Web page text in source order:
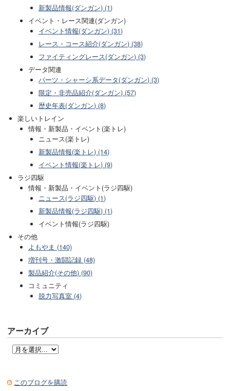
新製品情報(ダンガン) (1)
イベント・レース関連(ダンガン)
イベント情報(ダンガン) (31)
レース・コース紹介(ダンガン) (38)
ファイティングレース(ダンガン) (3)
データ関連
パーツ・シャーシ系データ(ダンガン) (3)
限定・非売品紹介(ダンガン) (57)
歴史年表(ダンガン) (8)
楽しいトレイン
情報・新製品・イベント(楽トレ)
ニュース(楽トレ)
新製品情報(楽トレ) (14)
イベント情報(楽トレ) (9)
ラジ四駆
情報・新製品・イベント(ラジ四駆)
ニュース(ラジ四駆) (1)
新製品情報(ラジ四駆) (1)
イベント情報(ラジ四駆)
その他
よもやま (140)
増刊号・激闘記録 (48)
製品紹介(その他) (90)
コミュニティ
脱力写真室 (4)
アーカイブ
このブログを購読